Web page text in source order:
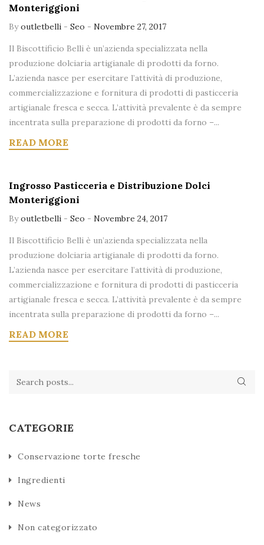
Monteriggioni
Byoutletbelli - Seo - Novembre 27, 2017
Il Biscottificio Belli è un’azienda specializzata nella
produzione dolciaria artigianale di prodotti da forno.
L’azienda nasce per esercitare l’attività di produzione,
commercializzazione e fornitura di prodotti di pasticceria
artigianale fresca e secca. L’attività prevalente è da sempre
incentrata sulla preparazione di prodotti da forno –...
READ MORE
Ingrosso Pasticceria e Distribuzione Dolci
Monteriggioni
Byoutletbelli - Seo - Novembre 24, 2017
Il Biscottificio Belli è un’azienda specializzata nella
produzione dolciaria artigianale di prodotti da forno.
L’azienda nasce per esercitare l’attività di produzione,
commercializzazione e fornitura di prodotti di pasticceria
artigianale fresca e secca. L’attività prevalente è da sempre
incentrata sulla preparazione di prodotti da forno –...
READ MORE
CATEGORIE
Conservazione torte fresche
Ingredienti
News
Non categorizzato